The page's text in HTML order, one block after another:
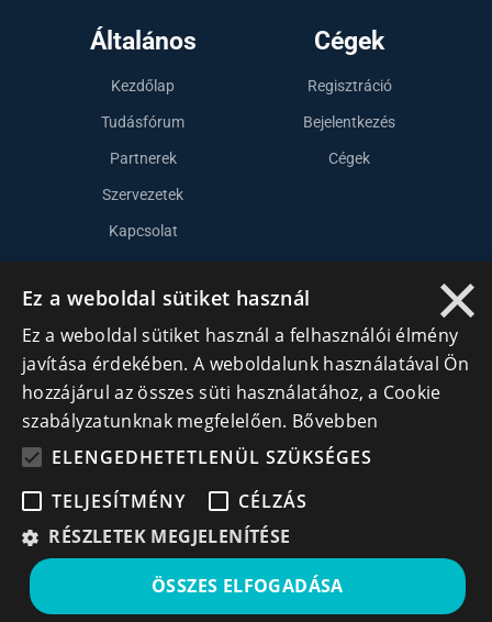
Általános
Kezdőlap
Tudásfórum
Partnerek
Szervezetek
Kapcsolat
Cégek
Regisztráció
Bejelentkezés
Cégek
Lépj kapcsolatba velünk
info@cegek.ro
+40 740 856 970
Iratkozz fel hírlevelünkre!
Ne hagyd ki a lehetőséget, hogy naprakész maradj a
legfontosabb üzleti információkkal! A feliratkozás
×
Ez a weboldal sütiket használ
Ez a weboldal sütiket használ a felhasználói élmény
javítása érdekében. A weboldalunk használatával Ön
hozzájárul az összes süti használatához, a Cookie
szabályzatunknak megfelelően. Bővebben
ELENGEDHETETLENÜL SZÜKSÉGES
TELJESÍTMÉNY
CÉLZÁS
RÉSZLETEK MEGJELENÍTÉSE
ÖSSZES ELFOGADÁSA